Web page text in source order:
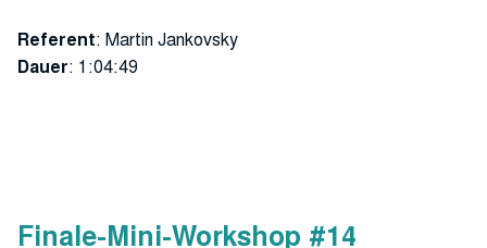
Referent: Martin Jankovsky
Dauer: 1:04:49
Finale-Mini-Workshop #14